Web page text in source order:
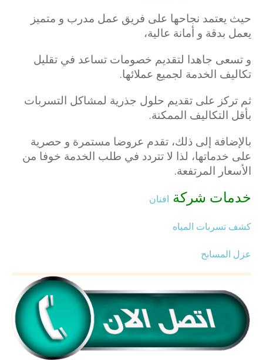
حيث يعتمد نجاحها على فريق عمل مدرب و متميز
يعمل بدقة و أمانة عالية،
و تسعى جاهدا لتقديم خصومات تساعد في تقليل
تكاليف الخدمة لجميع عملائها.
ثم تركز على تقديم حلول جذرية لمشاكل التسربات
بأقل التكاليف الممكنة.
بالإضافة إلى ذلك، تقدم عروضا مستمرة و حصرية
على خدماتها، لذا لا تتردد في طلب الخدمة خوفا من
الأسعار المرتفعة.
خدمات شركة افنان
كشف تسربات المياه
عزل المسابح